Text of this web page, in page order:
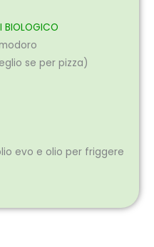
BIOLOGICO
se per pizza)
evo e olio per friggere